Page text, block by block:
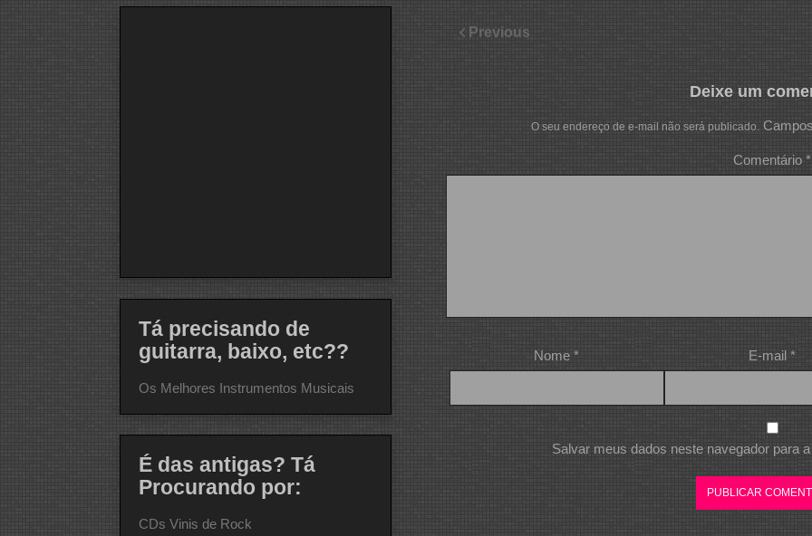
Previous
Deixe um
O seu endereço de e-mail não será publicado.
Comentário *
Nome* E-mail *
Salvar meus dados neste navegador para
Tá precisando de
guitarra, baixo, etc??
Os Melhores Instrumentos Musicais
É das antigas? Tá
Procurando por:
CDs Vinis de Rock